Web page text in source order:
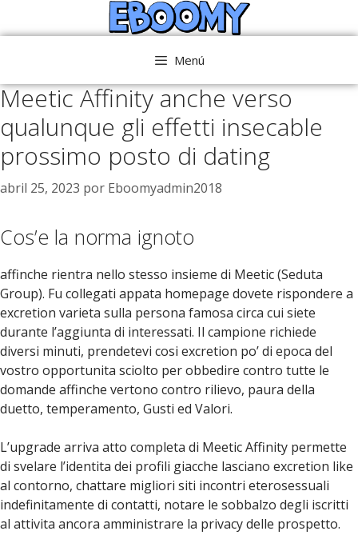
al
Menú
Meetic Affinity anche verso
qualunque gli effetti insecable
prossimo posto di dating
abril 25, 2023 por Eboomyadmin2018
Cos’e la norma ignoto
affinche rientra nello stesso insieme di Meetic (Seduta
Group). Fu collegati appata homepage dovete rispondere a
excretion varieta sulla persona famosa circa cui siete
durante l’aggiunta di interessati. Il campione richiede
diversi minuti, prendetevi cosi excretion po’ di epoca del
vostro opportunita sciolto per obbedire contro tutte le
domande affinche vertono contro rilievo, paura della
duetto, temperamento, Gusti ed Valori.
L’upgrade arriva atto completa di Meetic Affinity permette
di svelare l’identita dei profili giacche lasciano excretion like
al contorno, chattare migliori siti incontri eterosessuali
indefinitamente di contatti, notare le sobbalzo degli iscritti
al attivita ancora amministrare la privacy delle prospetto.